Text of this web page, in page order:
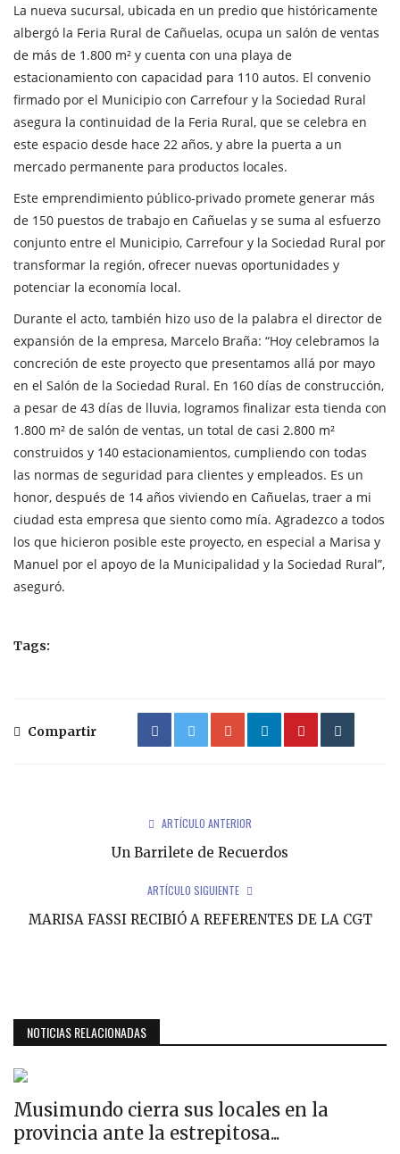
La nueva sucursal, ubicada en un predio que históricamente
albergó la Feria Rural de Cañuelas, ocupa un salón de ventas
de más de 1.800 m² y cuenta con una playa de
estacionamiento con capacidad para 110 autos. El convenio
firmado por el Municipio con Carrefour y la Sociedad Rural
asegura la continuidad de la Feria Rural, que se celebra en
este espacio desde hace 22 años, y abre la puerta a un
mercado permanente para productos locales.
Este emprendimiento público-privado promete generar más
de 150 puestos de trabajo en Cañuelas y se suma al esfuerzo
conjunto entre el Municipio, Carrefour y la Sociedad Rural por
transformar la región, ofrecer nuevas oportunidades y
potenciar la economía local.
Durante el acto, también hizo uso de la palabra el director de
expansión de la empresa, Marcelo Braña: “Hoy celebramos la
concreción de este proyecto que presentamos allá por mayo
en el Salón de la Sociedad Rural. En 160 días de construcción,
a pesar de 43 días de lluvia, logramos finalizar esta tienda con
1.800 m² de salón de ventas, un total de casi 2.800 m²
construidos y 140 estacionamientos, cumpliendo con todas
las normas de seguridad para clientes y empleados. Es un
honor, después de 14 años viviendo en Cañuelas, traer a mi
ciudad esta empresa que siento como mía. Agradezco a todos
los que hicieron posible este proyecto, en especial a Marisa y
Manuel por el apoyo de la Municipalidad y la Sociedad Rural”,
aseguró.
Tags:
Compartir
ARTÍCULO ANTERIOR
Un Barrilete de Recuerdos
ARTÍCULO SIGUIENTE
MARISA FASSI RECIBIÓ A REFERENTES DE LA CGT
NOTICIAS RELACIONADAS
Musimundo cierra sus locales en la
provincia ante la estrepitosa...